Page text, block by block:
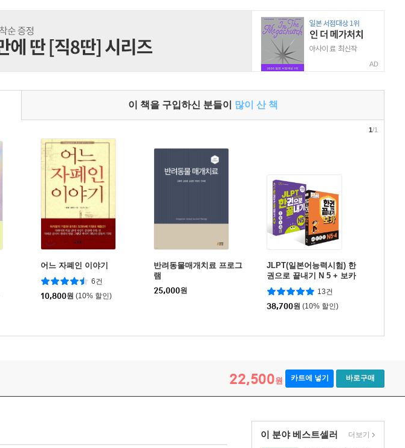
AD
이 책을 구입하신 분들이 많이 산 책
어느 자폐인 이야기
6건
10,800원 (10% 할인)
반려동물매개치료 프로그
램
25,000원
JLPT(일본어능력시험) 한
권으로 끝내기 N 5 + 보카
N5· 4 세트
13건
38,700원 (10% 할인)
1/1
22,500원 카트에 넣기 바로구매
이 분야 베스트셀러 더보기